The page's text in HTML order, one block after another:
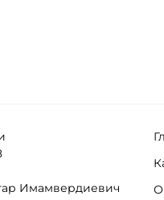
Имамвердиевич